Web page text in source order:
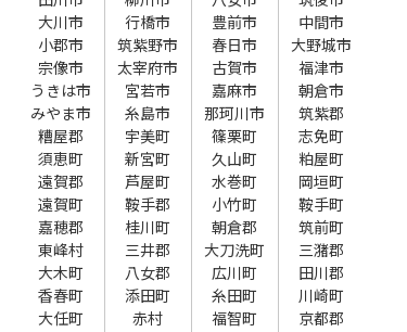
大川市
行橋市 豊前市
中間市
小郡市
筑紫野市 春日市
大野城市
宗像市
太宰府市 古賀市
福津市
うきは市
宮若市 嘉麻市
朝倉市
みやま市
糸島市 那珂川市
筑紫郡
糟屋郡
宇美町 篠栗町
志免町
須恵町
新宮町 久山町
粕屋町
遠賀郡
芦屋町 水巻町
岡垣町
遠賀町
鞍手郡 小竹町
鞍手町
嘉穂郡
桂川町 朝倉郡
筑前町
東峰村
三井郡 大刀洗町
三潴郡
大木町
八女郡 広川町
田川郡
香春町
添田町 糸田町
川崎町
大任町
赤村 福智町
京都郡